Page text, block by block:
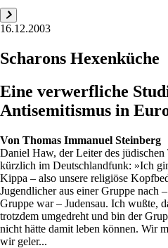
16.12.2003
Scharons Hexenküche
Eine verwerfliche
Antisemitismus in
Von Thomas Immanuel Steinberg
Daniel Haw, der Leiter des
kürzlich im Deutschlandfunk: »Ich
Kippa – also unsere religiöse
Jugendlicher aus einer Gruppe nach
Gruppe war – Judensau. Ich wußte,
trotzdem umgedreht und bin der
nicht hätte damit leben können. Wir
wir geler...